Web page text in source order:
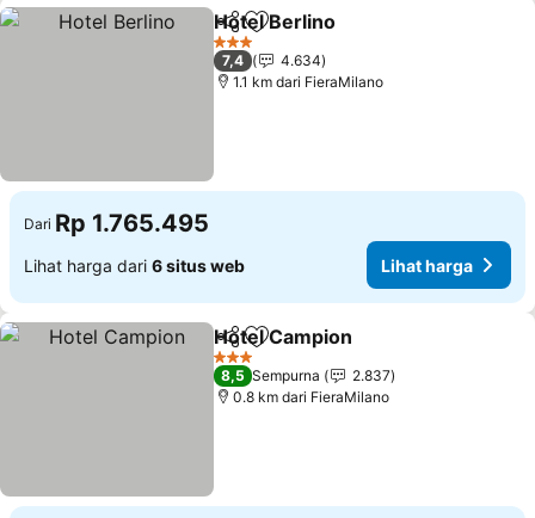
BagikanTambahkan ke favorit
Hotel Berlino
3 Bintang
7,4
4.634
1.1 km dari FieraMilano
Dari Rp 1.765.495
Lihat harga dari 6 situs web Lihat harga
BagikanTambahkan ke favorit
Hotel Campion
3 Bintang
8,5 Sempurna
2.837
0.8 km dari FieraMilano